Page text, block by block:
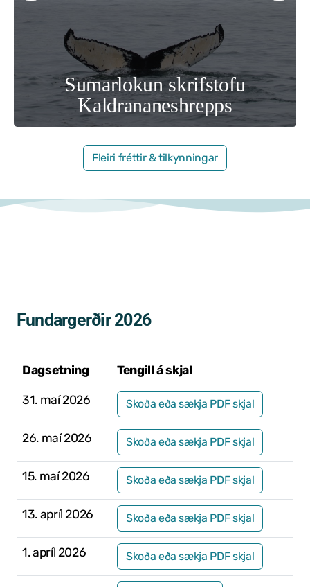
Fleiri fréttir & tilkynningar
Fundargerðir 2026
Dagsetning Tengill á skjal
31. maí 2026 Skoða eða sækja PDF skjal
26. maí 2026 Skoða eða sækja PDF skjal
15. maí 2026 Skoða eða sækja PDF skjal
13. apríl 2026 Skoða eða sækja PDF skjal
1. apríl 2026 Skoða eða sækja PDF skjal
Stefnur og áætlanir
Ársreikningar
Aðalskipulag Kaldrananeshrepps
Skipulag og framkvæmdir
Hitaveita Drangsness
Félagsþjónusta Stranda og Reykhólahrepps
Frístundastyrkur
Félagsmiðstöðin Ozon
Siglingar út í Grímsey
Veiðileyfi
Kotbýli Kuklarans/Galdrasýning
Gönguleiðir í Kaldrananeshreppi
Hafnir í Kaldrananeshreppi
Fiskvinnslan Drangur